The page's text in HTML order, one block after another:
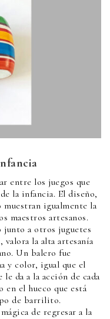
entre los juegos que
la infancia. El diseño,
igualmente la
maestros artesanos.
junto a otros juguetes
la alta artesanía
Un balero fue
y color, igual que el
da a la acción de cada
el hueco que está
de barrilito.
de regresar a la